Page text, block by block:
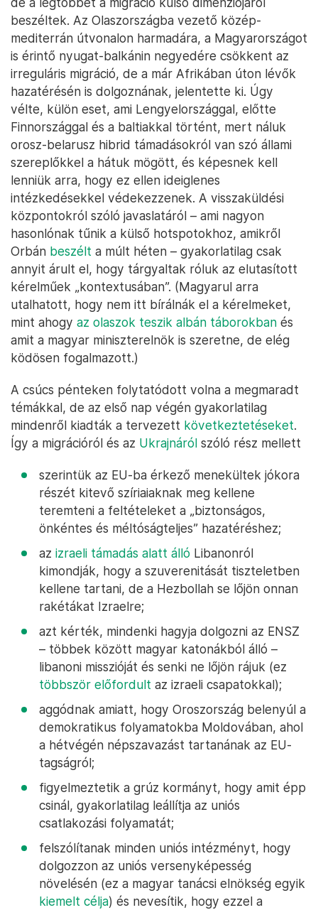
beszéltek. Az Olaszországba vezető közép-
mediterrán útvonalon harmadára, a Magyarországot
is érintő nyugat-balkánin negyedére csökkent az
irreguláris migráció, de a már Afrikában úton lévők
hazatérésén is dolgoznának, jelentette ki. Úgy
vélte, külön eset, ami Lengyelországgal, előtte
Finnországgal és a baltiakkal történt, mert náluk
orosz-belarusz hibrid támadásokról van szó állami
szereplőkkel a hátuk mögött, és képesnek kell
lenniük arra, hogy ez ellen ideiglenes
intézkedésekkel védekezzenek. A visszaküldési
központokról szóló javaslatáról – ami nagyon
hasonlónak tűnik a külső hotspotokhoz, amikről
Orbán beszélt a múlt héten – gyakorlatilag csak
annyit árult el, hogy tárgyaltak róluk az elutasított
kérelműek „kontextusában”. (Magyarul arra
utalhatott, hogy nem itt bírálnák el a kérelmeket,
mint ahogy az olaszok teszik albán táborokban és
amit a magyar miniszterelnök is szeretne, de elég
ködösen fogalmazott.)
A csúcs pénteken folytatódott volna a megmaradt
témákkal, de az első nap végén gyakorlatilag
mindenről kiadták a tervezett következtetéseket.
Így a migrációról és az Ukrajnáról szóló rész mellett
szerintük az EU-ba érkező menekültek jókora
részét kitevő szíriaiaknak meg kellene
teremteni a feltételeket a „biztonságos,
önkéntes és méltóságteljes” hazatéréshez;
az izraeli támadás alatt álló Libanonról
kimondják, hogy a szuverenitását tiszteletben
kellene tartani, de a Hezbollah se lőjön onnan
rakétákat Izraelre;
azt kérték, mindenki hagyja dolgozni az ENSZ
– többek között magyar katonákból álló –
libanoni misszióját és senki ne lőjön rájuk (ez
többször előfordult az izraeli csapatokkal);
aggódnak amiatt, hogy Oroszország belenyúl a
demokratikus folyamatokba Moldovában, ahol
a hétvégén népszavazást tartanának az EU-
tagságról;
figyelmeztetik a grúz kormányt, hogy amit épp
csinál, gyakorlatilag leállítja az uniós
csatlakozási folyamatát;
felszólítanak minden uniós intézményt, hogy
dolgozzon az uniós versenyképesség
növelésén (ez a magyar tanácsi elnökség egyik
kiemelt célja) és nevesítik, hogy ezzel a